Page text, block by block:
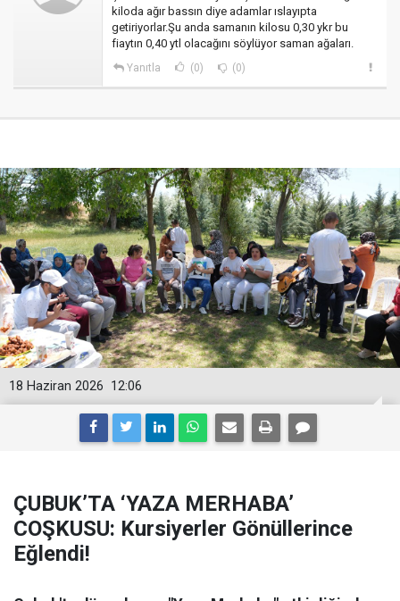
kiloda ağır bassın diye adamlar ıslayıpta
getiriyorlar.Şu anda samanın kilosu 0,30 ykr bu
fiaytın 0,40 ytl olacağını söylüyor saman ağaları.
Yanıtla (0) (0)
12:06
18 Haziran 2026
ÇUBUK’TA ‘YAZA MERHABA’
COŞKUSU: Kursiyerler Gönüllerince
Eğlendi!